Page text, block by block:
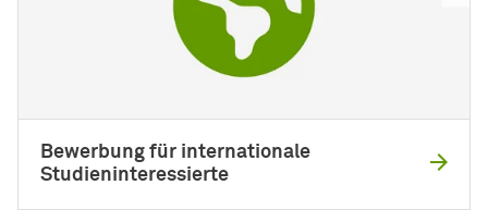
Bewerbung für internationale
Studieninteressierte